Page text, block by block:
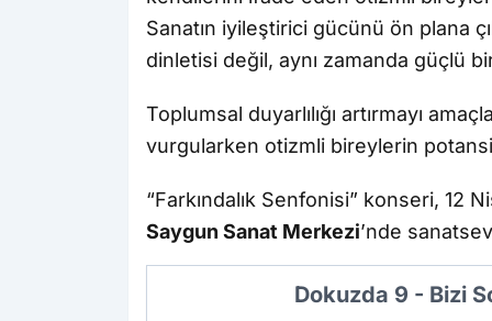
Sanatın iyileştirici gücünü ön plana
dinletisi değil, aynı zamanda güçlü
Toplumsal duyarlılığı artırmayı
vurgularken otizmli bireylerin
“Farkındalık Senfonisi” konseri, 12
Saygun Sanat Merkezi’nde
Dokuzda 9 - Bizi